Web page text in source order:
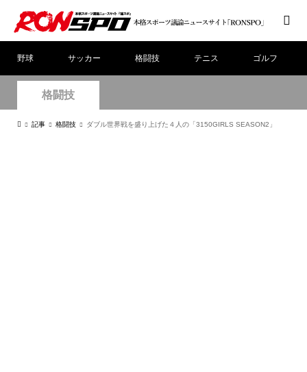
野球 サッカー 格闘技 テニス ゴルフ
格闘技
記事 格闘技 ダブル世界戦を盛り上げた４人の「3150GIRLS SEASON2」